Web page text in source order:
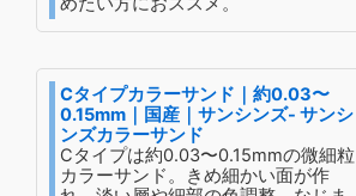
Cタイプカラーサンド｜約0.03〜
0.15mm｜国産｜サンシンズ- サンシ
ンズカラーサンド
Cタイプは約0.03〜0.15mmの微細粒
カラーサンド。きめ細かい面が作